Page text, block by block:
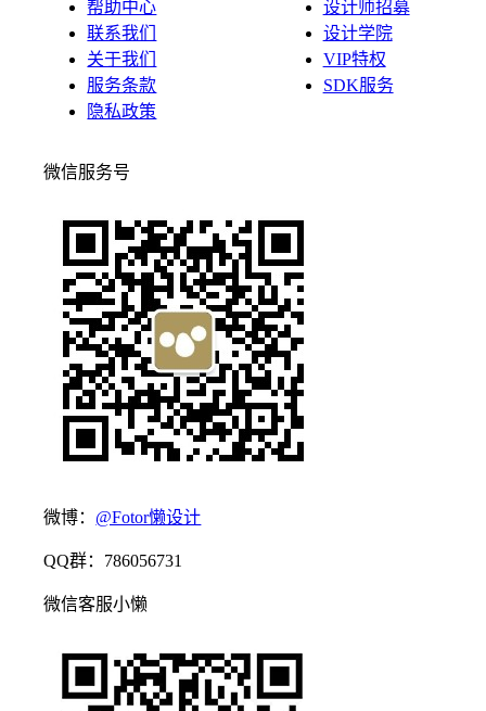
帮助中心
联系我们
关于我们
服务条款
隐私政策
设计师招募
设计学院
VIP特权
SDK服务
微信服务号
微博： @Fotor懒设计
QQ群：786056731
微信客服小懒